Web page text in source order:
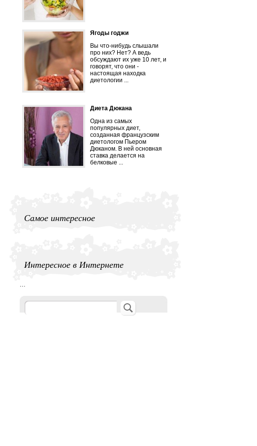
Ягоды годжи
Вы что-нибудь слышали
про них? Нет? А ведь
обсуждают их уже 10 лет, и
говорят, что они -
настоящая находка
диетологии ...
Диета Дюкана
Одна из самых
популярных диет,
созданная французским
диетологом Пьером
Дюканом. В ней основная
ставка делается на
белковые ...
Самое интересное
Интересное в Интернете
...